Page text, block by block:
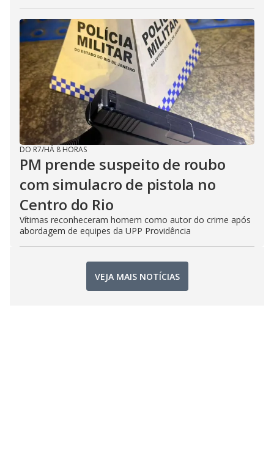
DO R7/HÁ 8 HORAS
PM prende suspeito de roubo
com simulacro de pistola no
Centro do Rio
Vítimas reconheceram homem como autor do crime após
abordagem de equipes da UPP Providência
VEJA MAIS NOTÍCIAS